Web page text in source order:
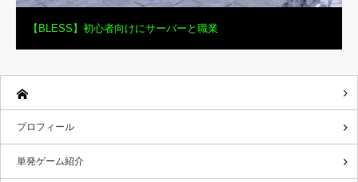
【BLESS】初心者向けにサーバーと職業
プロフィール
単発ゲーム紹介